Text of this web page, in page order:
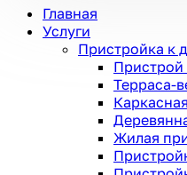
Главная
Услуги
Пристройка к
Терраса-
Жилая